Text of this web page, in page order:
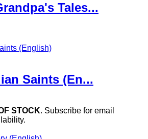
Tales...
Saints (En...
STOCK. Subscribe for email